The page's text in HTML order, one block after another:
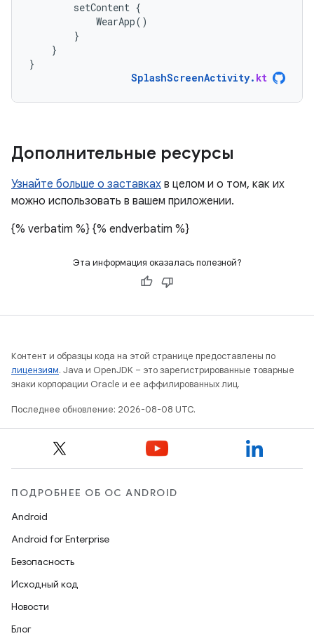
setContent {
WearApp()
}
}
}
SplashScreenActivity. kt
Дополнительные ресурсы
Узнайте больше о заставках в целом и о том, как их
можно использовать в вашем приложении.
{% verbatim %} {% endverbatim %}
Эта информация оказалась полезной?
Контент и образцы кода на этой странице предоставлены по
лицензиям. Java и OpenJDK – это зарегистрированные товарные
знаки корпорации Oracle и ее аффилированных лиц.
Последнее обновление: 2026-08-08 UTC.
ПОДРОБНЕЕ ОБ ОС ANDROID
Android
Android for Enterprise
Безопасность
Исходный код
Новости
Блог